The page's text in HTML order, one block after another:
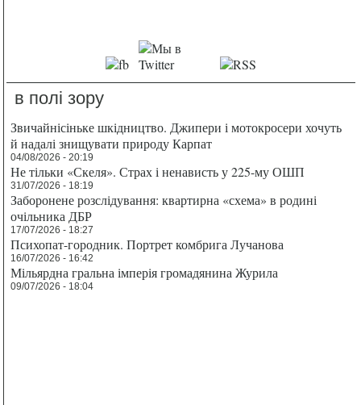
в полі зору
Звичайнісіньке шкідництво. Джипери і мотокросери хочуть
й надалі знищувати природу Карпат
04/08/2026 - 20:19
Не тільки «Скеля». Страх і ненависть у 225-му ОШП
31/07/2026 - 18:19
Заборонене розслідування: квартирна «схема» в родині
очільника ДБР
17/07/2026 - 18:27
Психопат-городник. Портрет комбрига Лучанова
16/07/2026 - 16:42
Мільярдна гральна імперія громадянина Журила
09/07/2026 - 18:04